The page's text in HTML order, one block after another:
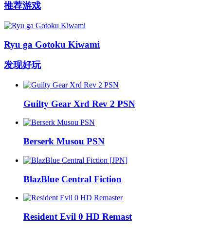
推荐游戏
Ryu ga Gotoku Kiwami
发现好玩
Guilty Gear Xrd Rev 2 PSN
Berserk Musou PSN
BlazBlue Central Fiction
Resident Evil 0 HD Remast